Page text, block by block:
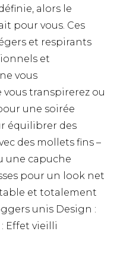
alors le
pour vous. Ces
et respirants
et
vous
transpirerez ou
une soirée
équilibrer des
des mollets fins –
une capuche
pour un look net
et totalement
unis Design :
Effet vieilli